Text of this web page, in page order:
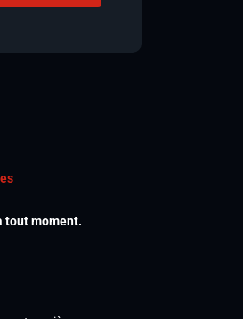
tout moment.